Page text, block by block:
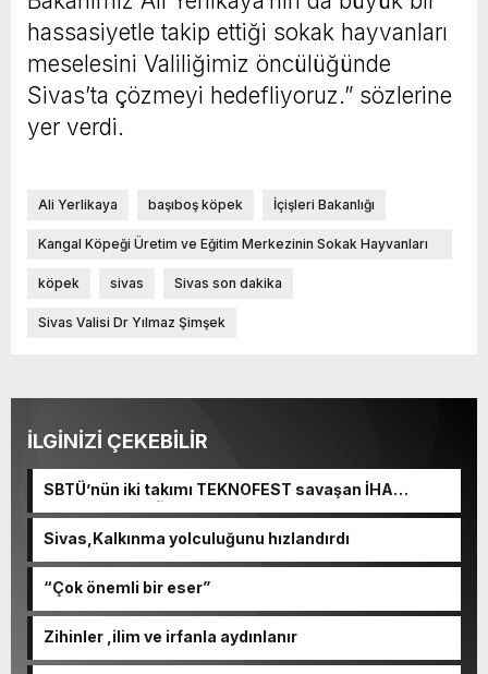
hassasiyetle takip ettiği sokak hayvanları
meselesini Valiliğimiz öncülüğünde
Sivas’ta çözmeyi hedefliyoruz.” sözlerine
yer verdi.
Ali Yerlikaya başıboş köpek İçişleri Bakanlığı
Kangal Köpeği Üretim ve Eğitim Merkezinin Sokak Hayvanları
köpek sivas Sivas son dakika
Sivas Valisi Dr Yılmaz Şimşek
İLGİNİZİ ÇEKEBİLİR
SBTÜ’nün iki takımı TEKNOFEST savaşan İHA
yarışmasında finalde
Sivas,Kalkınma yolculuğunu hızlandırdı
“Çok önemli bir eser”
Zihinler ,ilim ve irfanla aydınlanır